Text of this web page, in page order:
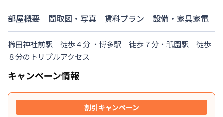
部屋概要 間取図・写真 賃料プラン 設備・家具家電
櫛田神社前駅　徒歩４分 ・博多駅　徒歩７分・祇園駅　徒歩
８分のトリプルアクセス
キャンペーン情報
割引キャンペーン